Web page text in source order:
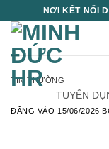
qua
dung
NƠI KẾT NỐI
TIN THƯỜNG
TUYỂN
ĐĂNG VÀO 15/06/2026